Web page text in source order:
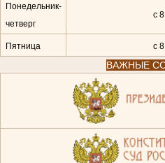
Понедельник-
четверг
с
Пятница с
ВАЖНЫЕ